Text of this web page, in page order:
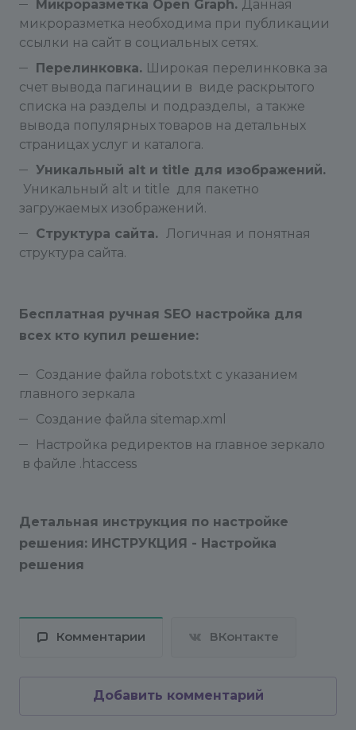
Микроразметка Open Graph. Данная
микроразметка необходима при публикации
ссылки на сайт в социальных сетях.
Перелинковка. Широкая перелинковка за
счет вывода пагинации в виде раскрытого
списка на разделы и подразделы, а также
вывода популярных товаров на детальных
страницах услуг и каталога.
Уникальный alt и title для изображений.
Уникальный alt и title для пакетно
загружаемых изображений.
Структура сайта. Логичная и понятная
структура сайта.
Бесплатная ручная SEO настройка для
всех кто купил решение:
Создание файла robots.txt с указанием
главного зеркала
Создание файла sitemap.xml
Настройка редиректов на главное зеркало
в файле .htaccess
Детальная инструкция по настройке
решения: ИНСТРУКЦИЯ - Настройка
решения
Комментарии ВКонтакте
Добавить комментарий